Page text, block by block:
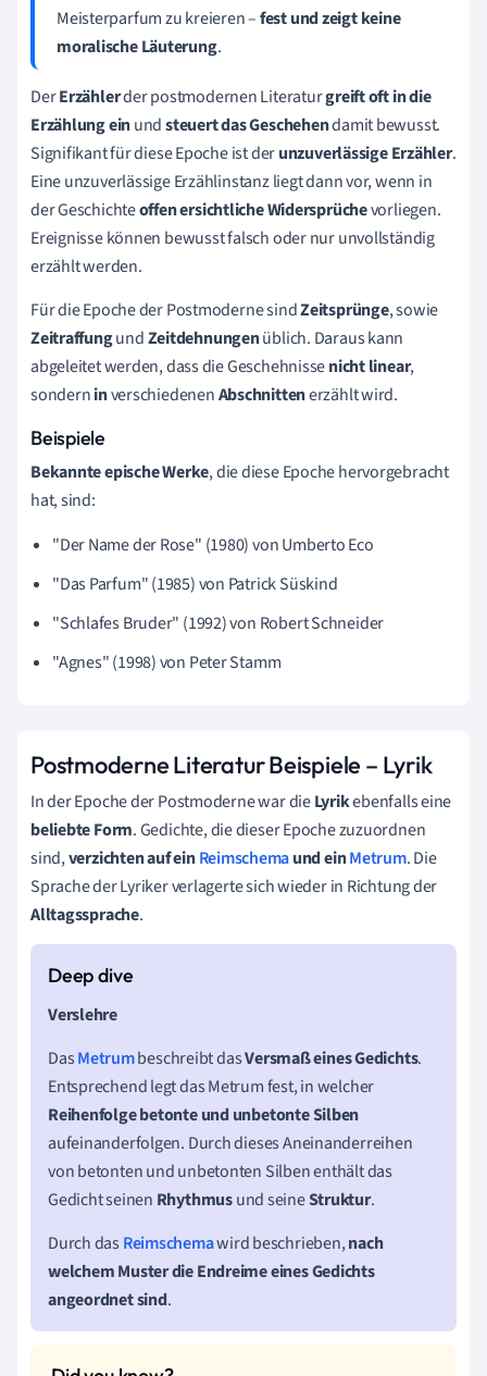
Meisterparfum zu kreieren –fest und zeigt keine
moralische Läuterung.
DerErzählerder postmodernen Literaturgreift oft in die
Erzählung einundsteuert das Geschehendamit bewusst.
Signifikant für diese Epoche ist derunzuverlässige Erzähler.
Eine unzuverlässige Erzählinstanz liegt dann vor, wenn in
der Geschichteoffen ersichtliche Widersprüchevorliegen.
Ereignisse können bewusst falsch oder nur unvollständig
erzählt werden.
Für die Epoche der Postmoderne sindZeitsprünge, sowie
ZeitraffungundZeitdehnungenüblich. Daraus kann
abgeleitet werden, dass die Geschehnissenicht linear,
sonderninverschiedenenAbschnittenerzählt wird.
Beispiele
Bekannte epische Werke, die diese Epoche hervorgebracht
hat, sind:
"Der Name der Rose" (1980) von Umberto Eco
"Das Parfum" (1985) von Patrick Süskind
"Schlafes Bruder" (1992) von Robert Schneider
"Agnes" (1998) von Peter Stamm
Postmoderne Literatur Beispiele – Lyrik
In der Epoche der Postmoderne war dieLyrikebenfalls eine
beliebte Form. Gedichte, die dieser Epoche zuzuordnen
sind,verzichten auf einReimschemaund einMetrum. Die
Sprache der Lyriker verlagerte sich wieder in Richtung der
Alltagssprache.
Verslehre
DasMetrumbeschreibt dasVersmaß eines Gedichts.
Entsprechend legt das Metrum fest, in welcher
Reihenfolge betonte und unbetonte Silben
aufeinanderfolgen. Durch dieses Aneinanderreihen
von betonten und unbetonten Silben enthält das
Gedicht seinen Rhythmusund seineStruktur.
Durch das Reimschemawird beschrieben,nach
welchem Muster die Endreime eines Gedichts
angeordnet sind.